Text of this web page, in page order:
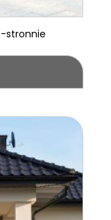
stronnie